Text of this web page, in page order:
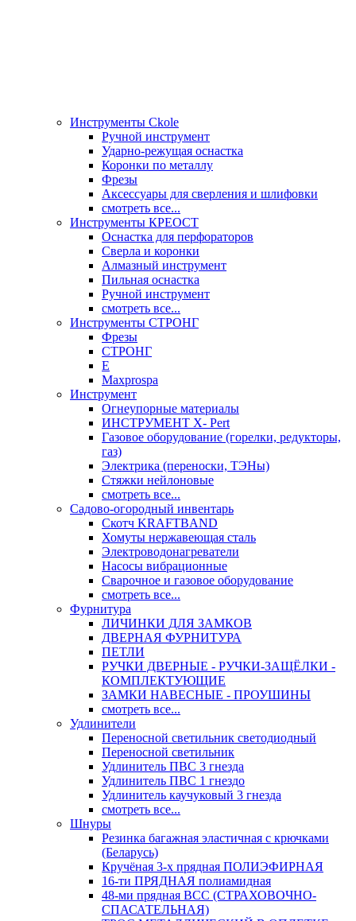
Инструменты Ckole
Ручной инструмент
Ударно‑режущая оснастка
Коронки по металлу
Фрезы
Аксессуары для сверления и шлифовки
смотреть все...
Инструменты КРЕОСТ
Оснастка для перфораторов
Сверла и коронки
Алмазный инструмент
Пильная оснастка
Ручной инструмент
смотреть все...
Инструменты СТРОНГ
Фрезы
СТРОНГ
Е
Maxprospa
Инструмент
Огнеупорные материалы
ИНСТРУМЕНТ X- Pert
Газовое оборудование (горелки, редукторы,
газ)
Электрика (переноски, ТЭНы)
Стяжки нейлоновые
смотреть все...
Садово-огородный инвентарь
Скотч KRAFTBAND
Хомуты нержавеющая сталь
Электроводонагреватели
Насосы вибрационные
Сварочное и газовое оборудование
смотреть все...
Фурнитура
ЛИЧИНКИ ДЛЯ ЗАМКОВ
ДВЕРНАЯ ФУРНИТУРА
ПЕТЛИ
РУЧКИ ДВЕРНЫЕ - РУЧКИ-ЗАЩЁЛКИ -
КОМПЛЕКТУЮЩИЕ
ЗАМКИ НАВЕСНЫЕ - ПРОУШИНЫ
смотреть все...
Удлинители
Переносной светильник светодиодный
Переносной светильник
Удлинитель ПВС 3 гнезда
Удлинитель ПВС 1 гнездо
Удлинитель каучуковый 3 гнезда
смотреть все...
Шнуры
Резинка багажная эластичная с крючками
(Беларусь)
Кручёная 3-х прядная ПОЛИЭФИРНАЯ
16-ти ПРЯДНАЯ полиамидная
48-ми прядная ВСС (СТРАХОВОЧНО-
СПАСАТЕЛЬНАЯ)